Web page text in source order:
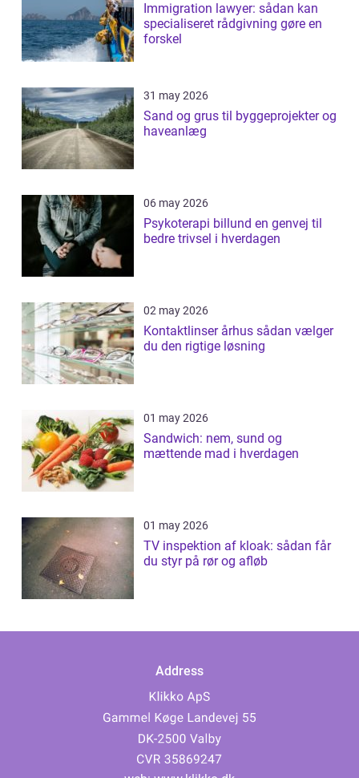
Immigration lawyer: sådan kan
specialiseret rådgivning gøre en
forskel
31 may 2026
Sand og grus til byggeprojekter og
haveanlæg
06 may 2026
Psykoterapi billund en genvej til
bedre trivsel i hverdagen
02 may 2026
Kontaktlinser århus sådan vælger
du den rigtige løsning
01 may 2026
Sandwich: nem, sund og
mættende mad i hverdagen
01 may 2026
TV inspektion af kloak: sådan får
du styr på rør og afløb
Address